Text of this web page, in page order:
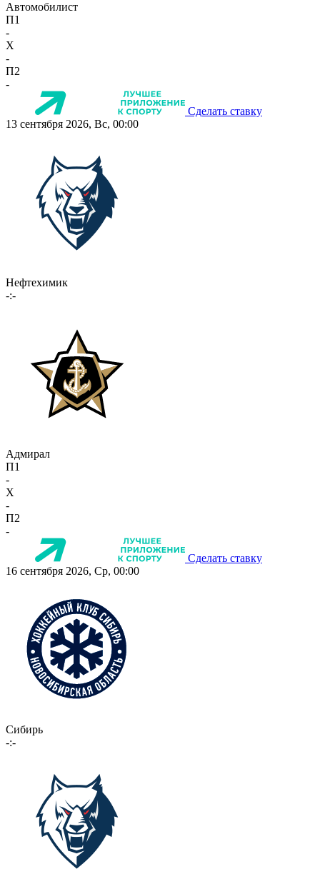
Автомобилист
П1
-
X
-
П2
-
Сделать ставку
13 сентября 2026, Вс, 00:00
Нефтехимик
-:-
Адмирал
П1
-
X
-
П2
-
Сделать ставку
16 сентября 2026, Ср, 00:00
Сибирь
-:-